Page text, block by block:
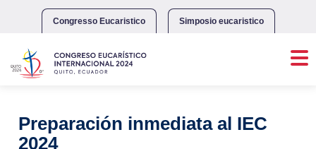
Congresso Eucaristico Simposio eucaristico
Preparación inmediata al IEC
2024